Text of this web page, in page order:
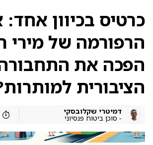
כרטיס בכיוון אחד:
הרפורמה של מירי
הפכה את
הציבורית
דמיטרי שקלובסקי
- סוכן ביטוח פנסיוני